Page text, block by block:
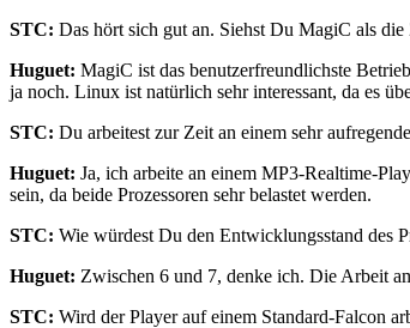
STC: Das hört sich gut an. Siehst Du MagiC als
Huguet: MagiC ist das benutzerfreundlichste
ja noch. Linux ist natürlich sehr interessant, da es
STC: Du arbeitest zur Zeit an einem sehr
Huguet: Ja, ich arbeite an einem MP3-Realtime-
sein, da beide Prozessoren sehr belastet werden.
STC: Wie würdest Du den Entwicklungsstand des
Huguet: Zwischen 6 und 7, denke ich. Die Arbeit
STC: Wird der Player auf einem Standard-Falcon